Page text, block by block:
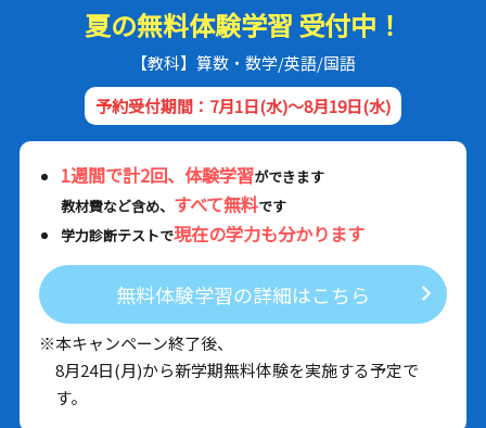
夏の無料体験学習 受付中！
【教科】算数・数学/英語/国語
予約受付期間：7月1日(水)～8月19日(水)
1週間で計2回、体験学習ができます
教材費など含め、 すべて無料です
学力診断テストで現在の学力も分かります
無料体験学習の詳細はこちら
※本キャンペーン終了後、
8月24日(月)から新学期無料体験を実施する予定で
す。